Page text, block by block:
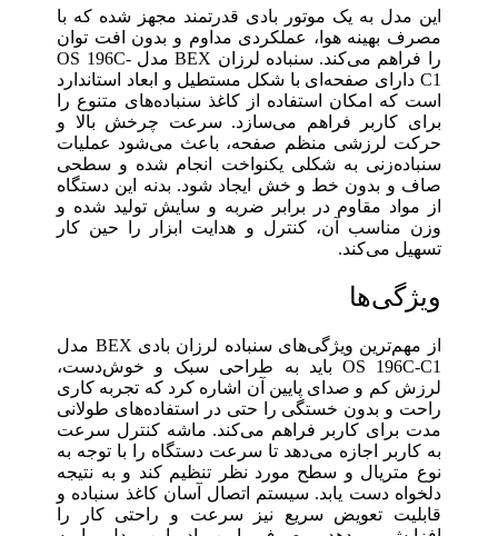
این مدل به یک موتور بادی قدرتمند مجهز شده که با
مصرف بهینه هوا، عملکردی مداوم و بدون افت توان
را فراهم می‌کند. سنباده لرزان BEX مدل OS 196C-
C1 دارای صفحه‌ای با شکل مستطیل و ابعاد استاندارد
است که امکان استفاده از کاغذ سنباده‌های متنوع را
برای کاربر فراهم می‌سازد. سرعت چرخش بالا و
حرکت لرزشی منظم صفحه، باعث می‌شود عملیات
سنباده‌زنی به شکلی یکنواخت انجام شده و سطحی
صاف و بدون خط و خش ایجاد شود. بدنه این دستگاه
از مواد مقاوم در برابر ضربه و سایش تولید شده و
وزن مناسب آن، کنترل و هدایت ابزار را حین کار
تسهیل می‌کند.
ویژگی‌ها
از مهم‌ترین ویژگی‌های سنباده لرزان بادی BEX مدل
OS 196C-C1 باید به طراحی سبک و خوش‌دست،
لرزش کم و صدای پایین آن اشاره کرد که تجربه کاری
راحت و بدون خستگی را حتی در استفاده‌های طولانی
مدت برای کاربر فراهم می‌کند. ماشه کنترل سرعت
به کاربر اجازه می‌دهد تا سرعت دستگاه را با توجه به
نوع متریال و سطح مورد نظر تنظیم کند و به نتیجه
دلخواه دست یابد. سیستم اتصال آسان کاغذ سنباده و
قابلیت تعویض سریع نیز سرعت و راحتی کار را